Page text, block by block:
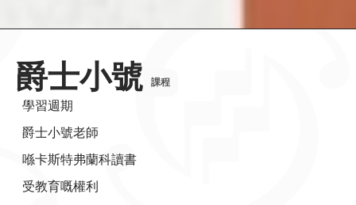
爵士小號 課程
學習週期
爵士小號老師
喺卡斯特弗蘭科讀書
受教育嘅權利